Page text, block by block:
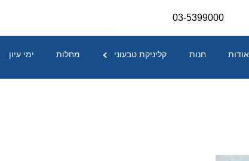
03-5399000
אין מוצרים בסל הקניות. אודות חנות קליניקת טבעוני מחלות ימי עיון